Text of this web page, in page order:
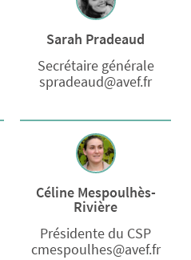
Sarah Pradeaud
Secrétaire générale
spradeaud@avef.fr
Céline Mespoulhès-
Rivière
Présidente du CSP
cmespoulhes@avef.fr